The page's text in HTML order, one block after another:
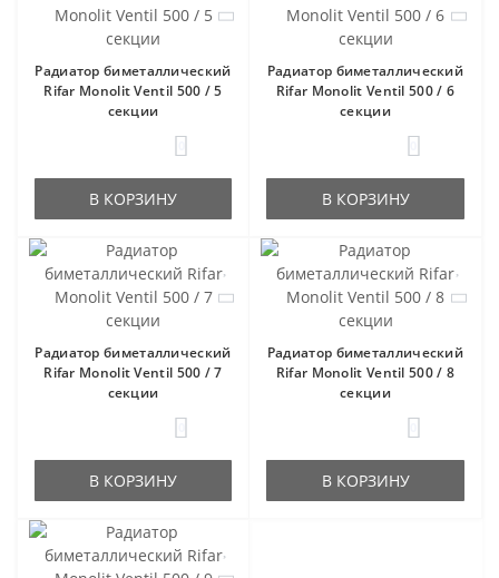
Радиатор биметаллический
Rifar Monolit Ventil 500 / 5
секции
В КОРЗИНУ
Радиатор биметаллический
Rifar Monolit Ventil 500 / 6
секции
В КОРЗИНУ
Радиатор биметаллический
Rifar Monolit Ventil 500 / 7
секции
В КОРЗИНУ
Радиатор биметаллический
Rifar Monolit Ventil 500 / 8
секции
В КОРЗИНУ